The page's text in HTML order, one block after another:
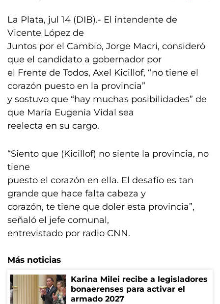
La Plata, jul 14 (DIB).- El intendente de
Vicente López de
Juntos por el Cambio, Jorge Macri, consideró
que el candidato a gobernador por
el Frente de Todos, Axel Kicillof, “no tiene el
corazón puesto en la provincia”
y sostuvo que “hay muchas posibilidades” de
que María Eugenia Vidal sea
reelecta en su cargo.
“Siento que (Kicillof) no siente la provincia, no
tiene
puesto el corazón en ella. El desafío es tan
grande que hace falta cabeza y
corazón, te tiene que doler esta provincia”,
señaló el jefe comunal,
entrevistado por radio CNN.
Más noticias
Karina Milei recibe a legisladores
bonaerenses para activar el
armado 2027